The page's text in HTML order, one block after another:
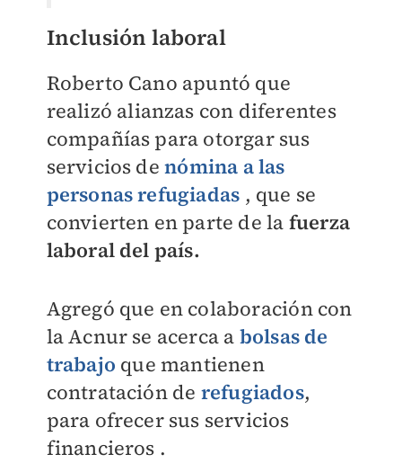
Inclusión laboral
Roberto Cano apuntó que
realizó alianzas con diferentes
compañías para otorgar sus
servicios denómina a las
personas refugiadas , que se
convierten en parte de la fuerza
laboral del país.
Agregó que en colaboración con
la Acnur se acerca a bolsas de
trabajo que mantienen
contratación de refugiados,
para ofrecer sus servicios
financieros .